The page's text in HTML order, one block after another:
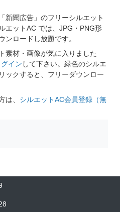
新聞広告」のフリーシルエット
エットAC では、JPG・PNG形
ンロードし放題です。
素材・画像が気に入りました
イン して下さい。緑色のシルエ
ックすると、フリーダウンロー
は、 シルエットAC会員登録（無